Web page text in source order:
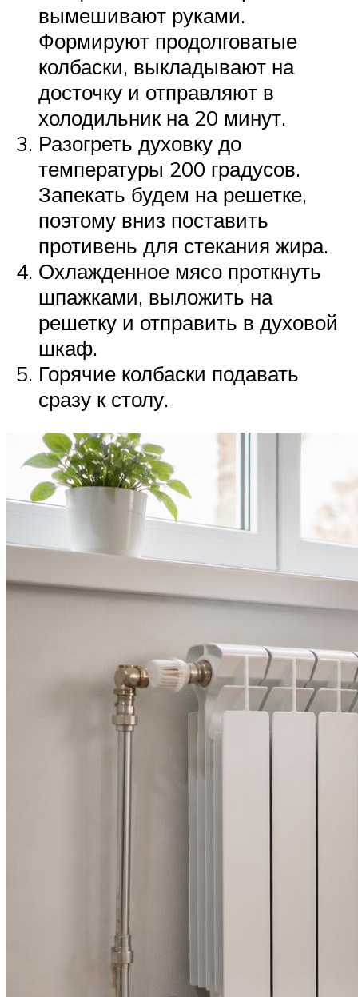
вымешивают руками.
Формируют продолговатые
колбаски, выкладывают на
досточку и отправляют в
холодильник на 20 минут.
Разогреть духовку до
температуры 200 градусов.
Запекать будем на решетке,
поэтому вниз поставить
противень для стекания жира.
Охлажденное мясо проткнуть
шпажками, выложить на
решетку и отправить в духовой
шкаф.
Горячие колбаски подавать
сразу к столу.